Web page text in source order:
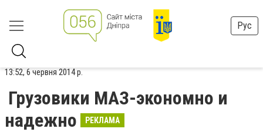
Рус
13:52, 6 червня 2014 р.
Грузовики МАЗ-экономно и
надежно
РЕКЛАМА